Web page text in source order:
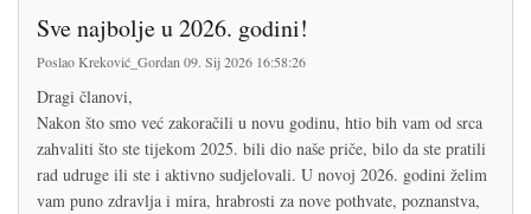
Sve najbolje u 2026. godini!
PoslaoKreković_Gordan09. Sij 2026 16:58:26
Dragi članovi,
Nakon što smo već zakoračili u novu godinu, htio bih vam od srca
zahvaliti što ste tijekom 2025. bili dio naše priče, bilo da ste pratili
rad udruge ili ste i aktivno sudjelovali. U novoj 2026. godini želim
vam puno zdravlja i mira, hrabrosti za nove pothvate, poznanstva,